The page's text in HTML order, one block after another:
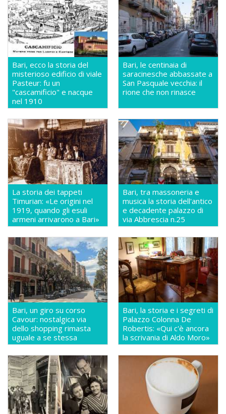
Bari, ecco la storia del
misterioso edificio di viale
Pasteur: fu un
"cascamificio" e nacque
nel 1910
Bari, le centinaia di
saracinesche abbassate a
San Pasquale vecchia: il
rione che non rinasce
La storia dei tappeti
Timurian: «Le origini nel
1919, quando gli esuli
armeni arrivarono a Bari»
Bari, tra massoneria e
musica la storia dell'antico
e decadente palazzo di
via Abbrescia n.25
Bari, un giro su corso
Cavour: nostalgica via
dello shopping rimasta
uguale a se stessa
Bari, la storia e i segreti di
Palazzo Colonna De
Robertis: «Qui c'è ancora
la scrivania di Aldo Moro»